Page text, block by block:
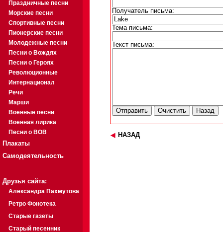
Праздничные песни
Морские песни
Спортивные песни
Пионерские песни
Молодежные песни
Песни о Вождях
Песни о Героях
Революционные
Интернационал
Речи
Марши
Военные песни
Военная лирика
Песни о ВОВ
Плакаты
Самодеятельность
Друзья сайта:
Александра Пахмутова
Ретро Фонотека
Старые газеты
Старый песенник
Получатель письма:
Тема письма:
Текст письма:
НАЗАД